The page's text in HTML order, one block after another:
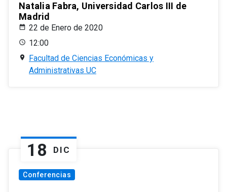
Natalia Fabra, Universidad Carlos III de
Madrid
22 de Enero de 2020
12:00
Facultad de Ciencias Económicas y
Administrativas UC
18 DIC
Conferencias